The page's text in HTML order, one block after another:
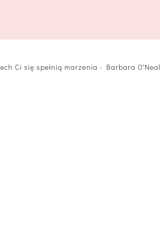
Ci się spełnią marzenia - Barbara O'Neal